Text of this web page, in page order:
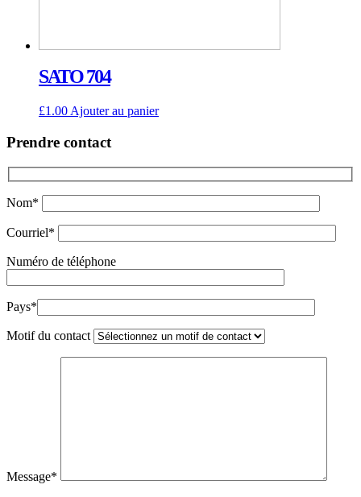
SATO 704
£1.00 Ajouter au panier
Prendre contact
Nom*
Courriel*
Numéro de téléphone
Pays*
Motif du contact
Message*